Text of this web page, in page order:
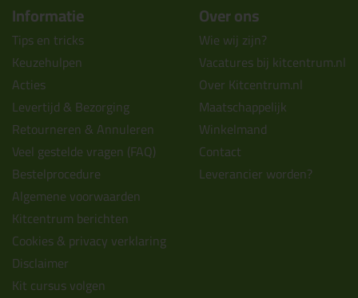
Informatie
Tips en tricks
Keuzehulpen
Acties
Levertijd & Bezorging
Retourneren & Annuleren
Veel gestelde vragen (FAQ)
Bestelprocedure
Algemene voorwaarden
Kitcentrum berichten
Cookies & privacy verklaring
Disclaimer
Kit cursus volgen
Over ons
Wie wij zijn?
Vacatures bij kitcentrum.nl
Over Kitcentrum.nl
Maatschappelijk
Winkelmand
Contact
Leverancier worden?